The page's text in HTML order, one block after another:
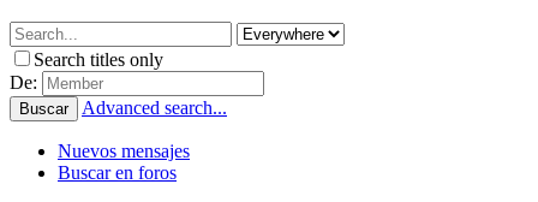
Search titles only
De:
Buscar Advanced search...
Nuevos mensajes
Buscar en foros